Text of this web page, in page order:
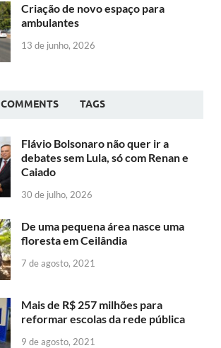
Criação de novo espaço para
ambulantes
13 de junho, 2026
COMMENTS TAGS
Flávio Bolsonaro não quer ir a
debates sem Lula, só com Renan e
Caiado
30 de julho, 2026
De uma pequena área nasce uma
floresta em Ceilândia
7 de agosto, 2021
Mais de R$ 257 milhões para
reformar escolas da rede pública
9 de agosto, 2021